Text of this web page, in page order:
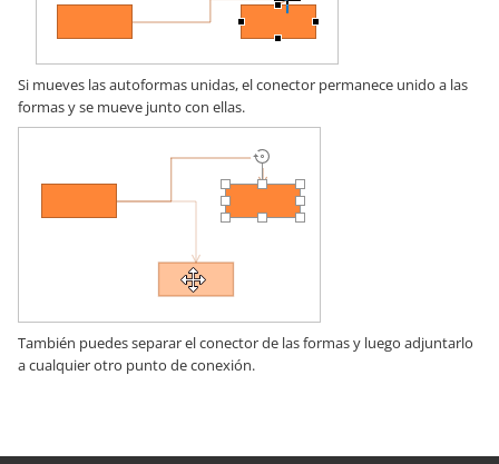
Si mueves las autoformas unidas, el conector permanece unido a las
formas y se mueve junto con ellas.
También puedes separar el conector de las formas y luego adjuntarlo
a cualquier otro punto de conexión.